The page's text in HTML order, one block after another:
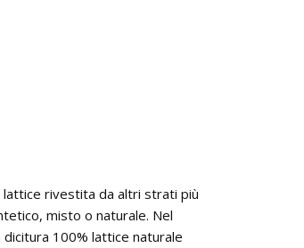
lattice rivestita da altri strati più
misto o naturale. Nel
100% lattice naturale